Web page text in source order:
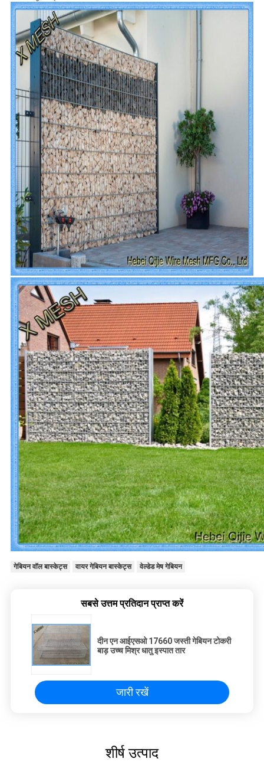
गेबियन वॉल बास्केट्स वायर गेबियन बास्केट्स वेल्डेड मेष गेबियन
सबसे उत्तम प्रतिदान प्राप्त करें
दीन एन आईएसओ 17660 जस्ती गेबियन टोकरी
बाड़ उच्च मिश्र धातु इस्पात तार
जारी रखें
शीर्ष उत्पाद